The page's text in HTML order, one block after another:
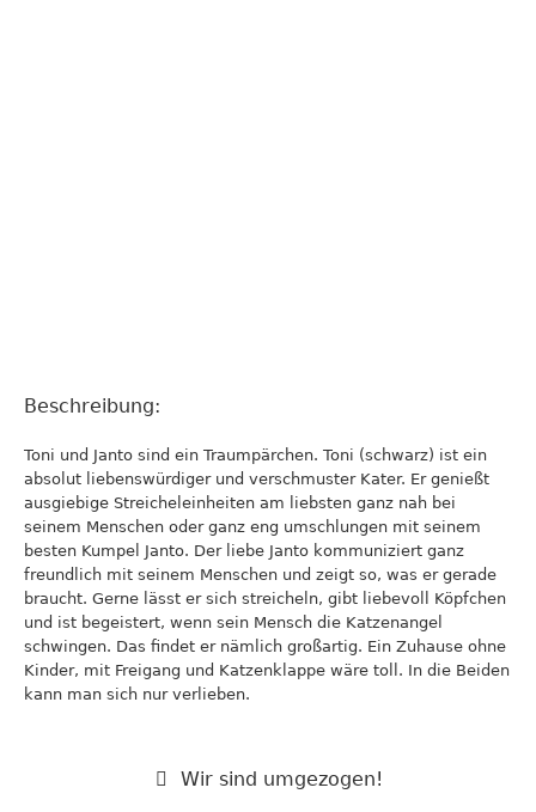
Beschreibung:
Toni und Janto sind ein Traumpärchen. Toni (schwarz) ist ein
absolut liebenswürdiger und verschmuster Kater. Er genießt
ausgiebige Streicheleinheiten am liebsten ganz nah bei
seinem Menschen oder ganz eng umschlungen mit seinem
besten Kumpel Janto. Der liebe Janto kommuniziert ganz
freundlich mit seinem Menschen und zeigt so, was er gerade
braucht. Gerne lässt er sich streicheln, gibt liebevoll Köpfchen
und ist begeistert, wenn sein Mensch die Katzenangel
schwingen. Das findet er nämlich großartig. Ein Zuhause ohne
Kinder, mit Freigang und Katzenklappe wäre toll. In die Beiden
kann man sich nur verlieben.
Wir sind umgezogen!